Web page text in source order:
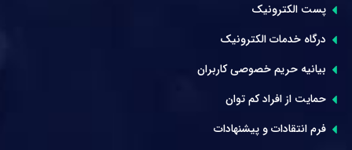
پست الکترونیک
درگاه خدمات الکترونیک
بیانیه حریم خصوصی کاربران
حمایت از افراد کم توان
فرم انتقادات و پیشنهادات